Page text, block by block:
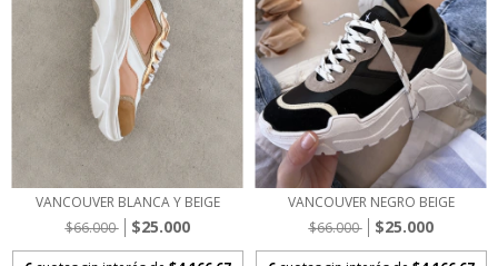
VANCOUVER BLANCA Y BEIGE
$66.000
$25.000
VANCOUVER NEGRO BEIGE
$66.000
$25.000